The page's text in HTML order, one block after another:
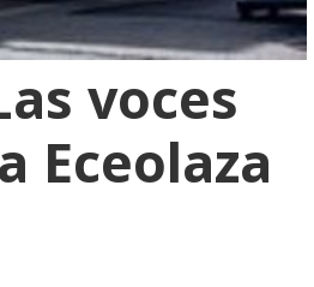
voces
Eceolaza